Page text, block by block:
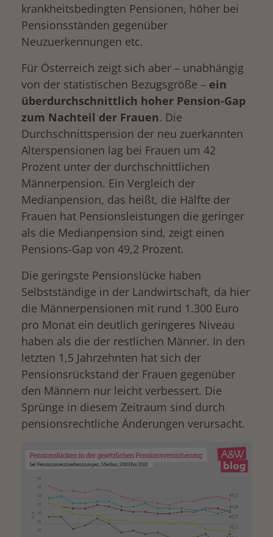
krankheitsbedingten Pensionen, höher bei
Pensionsständen gegenüber
Neuzuerkennungen etc.
Für Österreich zeigt sich aber – unabhängig
von der statistischen Bezugsgröße – ein
überdurchschnittlich hoher Pension-Gap
zum Nachteil der Frauen. Die
Durchschnittspension der neu zuerkannten
Alterspensionen lag bei Frauen um 42
Prozent unter der durchschnittlichen
Männerpension. Ein Vergleich der
Medianpension, das heißt, die Hälfte der
Frauen hat Pensionsleistungen die geringer
als die Medianpension sind, zeigt einen
Pensions-Gap von 49,2 Prozent.
Die geringste Pensionslücke haben
Selbstständige in der Landwirtschaft, da hier
die Männerpensionen mit rund 1.300 Euro
pro Monat ein deutlich geringeres Niveau
haben als die der restlichen Männer. In den
letzten 1,5 Jahrzehnten hat sich der
Pensionsrückstand der Frauen gegenüber
den Männern nur leicht verbessert. Die
Sprünge in diesem Zeitraum sind durch
pensionsrechtliche Änderungen verursacht.